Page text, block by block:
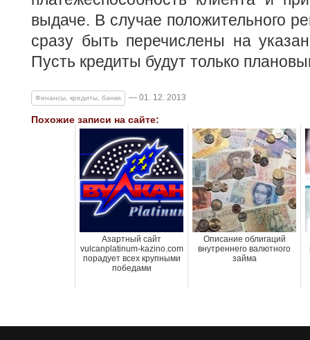
выдаче. В случае положительного
сразу быть перечислены на
Пусть кредиты будут только
Финансы, кредиты, банки — 01. 12. 2013
Похожие записи на сайте:
Азартный сайт
vulcanplatinum-kazino.com
порадует всех крупными
победами
Описание облигаций
внутреннего валютного
займа